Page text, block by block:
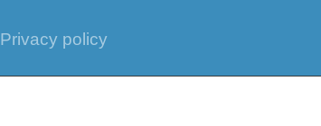
Privacy policy